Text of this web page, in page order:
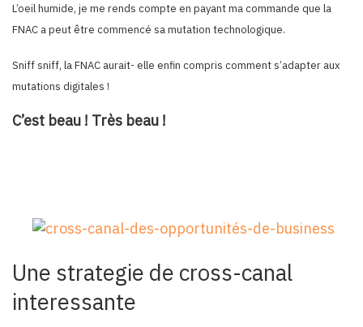
L’oeil humide, je me rends compte en payant ma commande que la
FNAC a peut être commencé sa mutation technologique.
Sniff sniff, la FNAC aurait- elle enfin compris comment s’adapter aux
mutations digitales !
C’est beau ! Très beau !
Une strategie de cross-canal
interessante